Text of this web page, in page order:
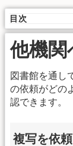
目次
他機関
図書館を通し
の依頼がどの
認できます。
複写を依